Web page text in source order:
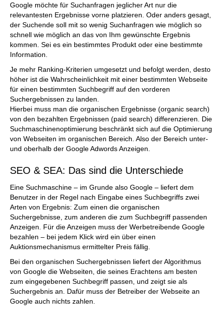
Google möchte für Suchanfragen jeglicher Art nur die
relevantesten Ergebnisse vorne platzieren. Oder anders gesagt,
der Suchende soll mit so wenig Suchanfragen wie möglich so
schnell wie möglich an das von Ihm gewünschte Ergebnis
kommen. Sei es ein bestimmtes Produkt oder eine bestimmte
Information.
Je mehr Ranking-Kriterien umgesetzt und befolgt werden, desto
höher ist die Wahrscheinlichkeit mit einer bestimmten Webseite
für einen bestimmten Suchbegriff auf den vorderen
Suchergebnissen zu landen.
Hierbei muss man die organischen Ergebnisse (organic search)
von den bezahlten Ergebnissen (paid search) differenzieren. Die
Suchmaschinenoptimierung beschränkt sich auf die Optimierung
von Webseiten im organischen Bereich. Also der Bereich unter-
und oberhalb der Google Adwords Anzeigen.
SEO & SEA: Das sind die Unterschiede
Eine Suchmaschine – im Grunde also Google – liefert dem
Benutzer in der Regel nach Eingabe eines Suchbegriffs zwei
Arten von Ergebnis: Zum einen die organischen
Suchergebnisse, zum anderen die zum Suchbegriff passenden
Anzeigen. Für die Anzeigen muss der Werbetreibende Google
bezahlen – bei jedem Klick wird ein über einen
Auktionsmechanismus ermittelter Preis fällig.
Bei den organischen Suchergebnissen liefert der Algorithmus
von Google die Webseiten, die seines Erachtens am besten
zum eingegebenen Suchbegriff passen, und zeigt sie als
Suchergebnis an. Dafür muss der Betreiber der Webseite an
Google auch nichts zahlen.